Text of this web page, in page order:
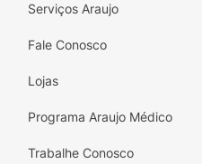
Serviços Araujo
Fale Conosco
Lojas
Programa Araujo Médico
Trabalhe Conosco